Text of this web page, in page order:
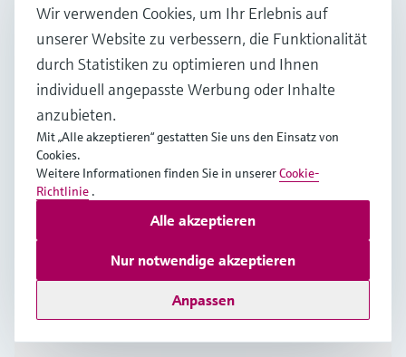
Steigern Sie die Effizienz und sparen Sie wertvolle Zeit mit
einem Mein Endress+Hauser-Konto!
Jetzt registrieren
Weitere Informationen
Endress+Hauser GmbH
Österreich
+43 (0)1 880 56 0
Wir verwenden Cookies, um Ihr Erlebnis auf
unserer Website zu verbessern, die Funktionalität
durch Statistiken zu optimieren und Ihnen
individuell angepasste Werbung oder Inhalte
anzubieten.
Mit „Alle akzeptieren“ gestatten Sie uns den Einsatz von
Cookies.
Weitere Informationen finden Sie in unsererCookie-
Richtlinie .
Anpassen
Nur notwendige akzeptieren
Alle akzeptieren